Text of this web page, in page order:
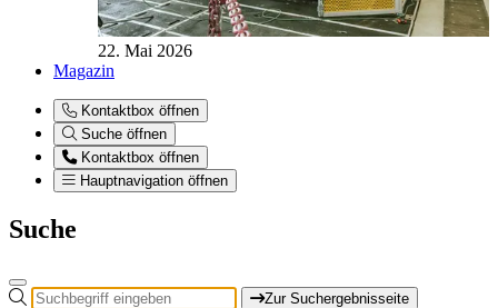
22. Mai 2026
Magazin
Kontaktbox öffnen
Suche öffnen
Kontaktbox öffnen
Hauptnavigation öffnen
Suche
Zur Suchergebnisseite